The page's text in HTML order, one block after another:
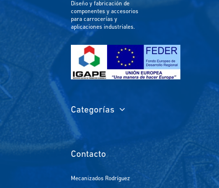
Diseño y fabricación de
componentes y accesorios
para carrocerías y
aplicaciones industriales.
Categorías
Contacto
Mecanizados Rodríguez